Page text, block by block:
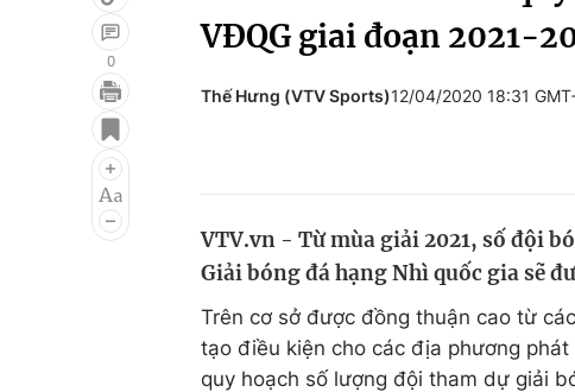
Điện ảnh
Âm nhạc
Chất lượng cuộc sống
0
VĐQG giai đoạn 2021-
Thế Hưng (VTV Sports)12/04/2020 18:31
VTV.vn - Từ mùa giải 2021, số đội
Giải bóng đá hạng Nhì quốc gia sẽ
Trên cơ sở được đồng thuận cao từ
tạo điều kiện cho các địa phương
quy hoạch số lượng đội tham dự giải